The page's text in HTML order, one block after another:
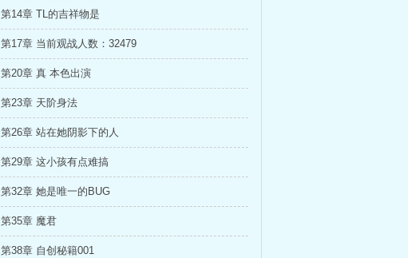
第14章 TL的吉祥物是
第17章 当前观战人数：32479
第20章 真 本色出演
第23章 天阶身法
第26章 站在她阴影下的人
第29章 这小孩有点难搞
第32章 她是唯一的BUG
第35章 魔君
第38章 自创秘籍001